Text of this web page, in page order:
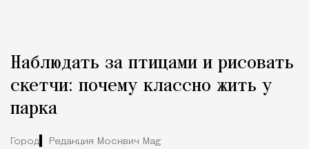
Наблюдать за птицами и рисовать
скетчи: почему классно жить у
парка
Город Редакция Москвич Mag